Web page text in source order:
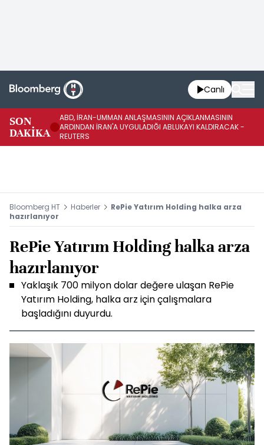
Canlı
SON
DAKİKA
ABD, İRAN-UMMAN ANLAŞMASININ AÇIKLANMASININ
ARDINDAN İRAN'A UYGULADIĞI ABLUKAYI KALDIRACAK -
REUTERS
Bloomberg HT Haberler
RePie Yatırım Holding halka arza
hazırlanıyor
RePie Yatırım Holding halka arza
hazırlanıyor
Yaklaşık 700 milyon dolar değere ulaşan RePie
Yatırım Holding, halka arz için çalışmalara
başladığını duyurdu.